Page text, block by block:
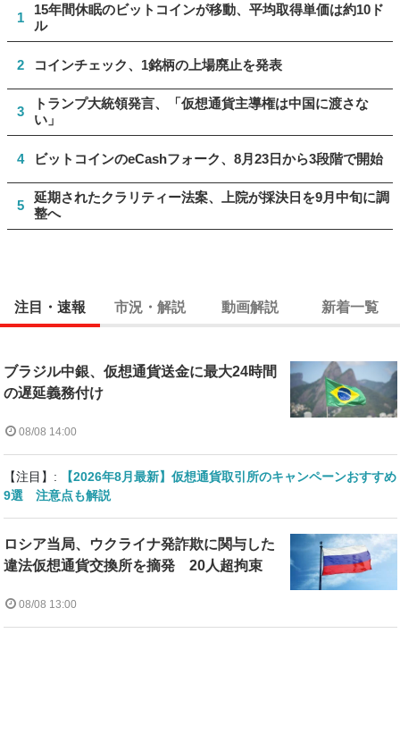
1
15年間休眠のビットコインが移動、平均取得単価は約10ド
ル
2 コインチェック、1銘柄の上場廃止を発表
3
トランプ大統領発言、「仮想通貨主導権は中国に渡さな
い」
4 ビットコインのeCashフォーク、8月23日から3段階で開始
5
延期されたクラリティー法案、上院が採決日を9月中旬に調
整へ
注目・速報 市況・解説 動画解説 新着一覧
ブラジル中銀、仮想通貨送金に最大24時間
の遅延義務付け
08/08 14:00
【注目】:
【2026年8月最新】仮想通貨取引所のキャンペーンおすすめ
9選 注意点も解説
ロシア当局、ウクライナ発詐欺に関与した
違法仮想通貨交換所を摘発 20人超拘束
08/08 13:00